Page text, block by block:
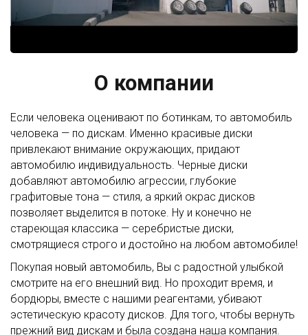
О компании
Если человека оценивают по ботинкам, то автомобиль
человека — по дискам. Именно красивые диски
привлекают внимание окружающих, придают
автомобилю индивидуальность. Черные диски
добавляют автомобилю агрессии, глубокие
графитовые тона — стиля, а яркий окрас дисков
позволяет выделится в потоке. Ну и конечно не
стареющая классика — серебристые диски,
смотрящиеся строго и достойно на любом автомобиле!
Покупая новый автомобиль, Вы с радостной улыбкой
смотрите на его внешний вид. Но проходит время, и
бордюры, вместе с нашими реагентами, убивают
эстетическую красоту дисков. Для того, чтобы вернуть
прежний вид дискам и была создана наша компания.